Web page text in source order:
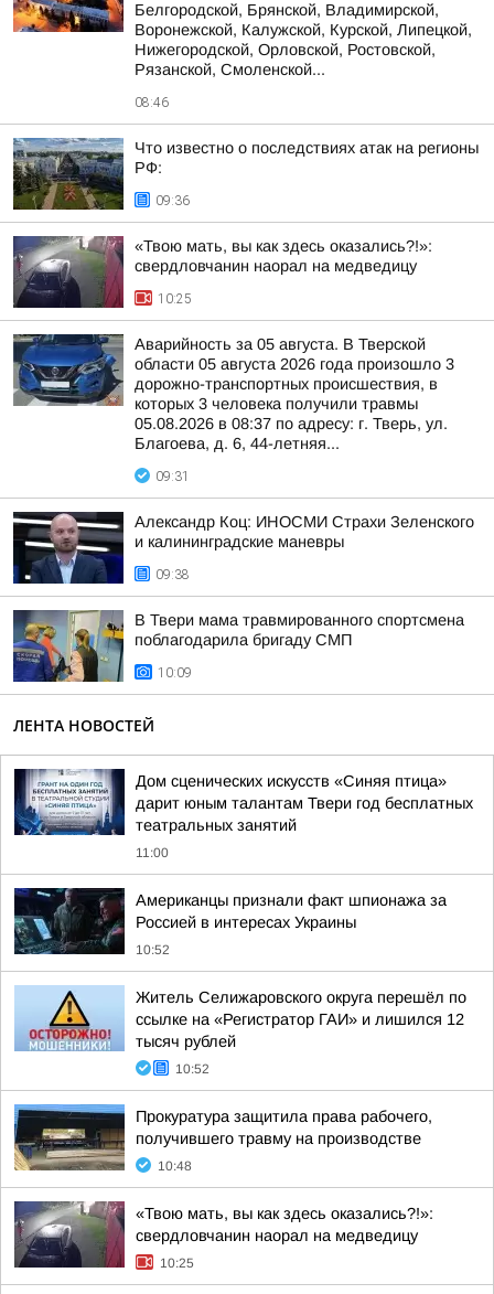
Белгородской, Брянской, Владимирской,
Воронежской, Калужской, Курской, Липецкой,
Нижегородской, Орловской, Ростовской,
Рязанской, Смоленской...
08:46
Что известно о последствиях атак на регионы
РФ:
09:36
«Твою мать, вы как здесь оказались?!»:
свердловчанин наорал на медведицу
10:25
Аварийность за 05 августа. В Тверской
области 05 августа 2026 года произошло 3
дорожно-транспортных происшествия, в
которых 3 человека получили травмы
05.08.2026 в 08:37 по адресу: г. Тверь, ул.
Благоева, д. 6, 44-летняя...
09:31
Александр Коц: ИНОСМИ Страхи Зеленского
и калининградские маневры
09:38
В Твери мама травмированного спортсмена
поблагодарила бригаду СМП
10:09
ЛЕНТА НОВОСТЕЙ
Дом сценических искусств «Синяя птица»
дарит юным талантам Твери год бесплатных
театральных занятий
11:00
Американцы признали факт шпионажа за
Россией в интересах Украины
10:52
Житель Селижаровского округа перешёл по
ссылке на «Регистратор ГАИ» и лишился 12
тысяч рублей
10:52
Прокуратура защитила права рабочего,
получившего травму на производстве
10:48
«Твою мать, вы как здесь оказались?!»:
свердловчанин наорал на медведицу
10:25